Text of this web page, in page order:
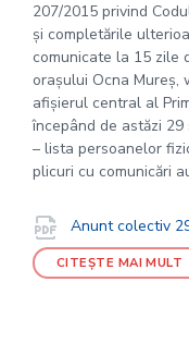
207/2015 privind
și completările
comunicate la 15 zile
orașului Ocna Mureș,
afișierul central al
începând de astăzi
– lista persoanelor
plicuri cu comunicări
Documente
Anunt colectiv
CITEȘTE MAI MULT